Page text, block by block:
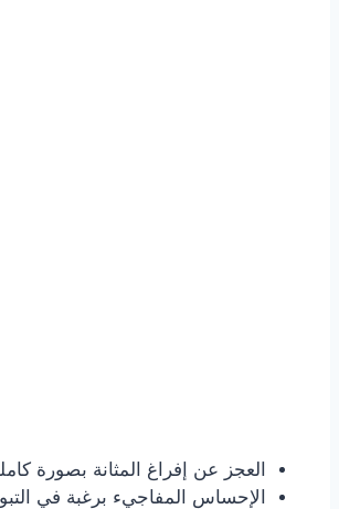
العجز عن إفراغ المثانة بصورة
الإحساس المفاجيء برغبة في